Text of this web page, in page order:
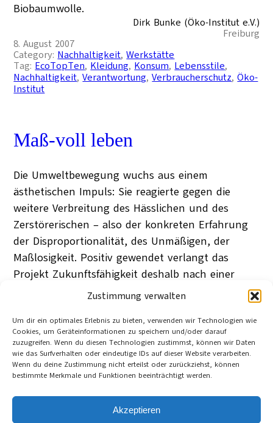
Zustimmung verwalten
Um dir ein optimales Erlebnis zu bieten, verwenden wir Technologien wie
Cookies, um Geräteinformationen zu speichern und/oder darauf
zuzugreifen. Wenn du diesen Technologien zustimmst, können wir Daten
wie das Surfverhalten oder eindeutige IDs auf dieser Website verarbeiten.
Wenn du deine Zustimmung nicht erteilst oder zurückziehst, können
bestimmte Merkmale und Funktionen beeinträchtigt werden.
Akzeptieren
Biobaumwolle.
Dirk Bunke (Öko-Institut e.V.)
Freiburg
8. August 2007
Category: Nachhaltigkeit, Werkstätte
Tag: EcoTopTen, Kleidung, Konsum, Lebensstile
Nachhaltigkeit, Verantwortung, Verbraucherschutz, Öko-
Institut
Maß-voll leben
Die Umweltbewegung wuchs aus einem
ästhetischen Impuls: Sie reagierte gegen die
weitere Verbreitung des Hässlichen und des
Zerstörerischen – also der konkreten Erfahrung
der Disproportionalität, des Unmäßigen, der
Maßlosigkeit. Positiv gewendet verlangt das
Projekt Zukunftsfähigkeit deshalb nach einer
Ästhetik des Maßes. Eines Maßes, das unserem
geben kann.
Wolfgang Sachs
Berlin
16. Januar 2007
Category:Denkanstöße, Nachhaltigkeit
Tag:Konsum, Lebensstile, Moderne, Nachhaltigkeit
Wohlstand